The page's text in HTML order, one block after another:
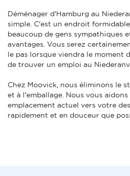
Déménager d'Hamburg au
simple. C'est un endroit
beaucoup de gens sympathiques
avantages. Vous serez
le pas lorsque viendra le moment
de trouver un emploi au
Chez Moovick, nous éliminons le
et à l'emballage. Nous vous
emplacement actuel vers votre
rapidement et en douceur que